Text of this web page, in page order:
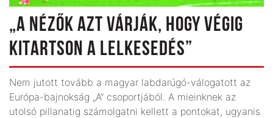
„A NÉZŐK AZT VÁRJÁK, HOGY VÉGIG
KITARTSON A LELKESEDÉS”
Nem jutott tovább a magyar labdarúgó-válogatott az
Európa-bajnokság „A” csoportjából. A mieinknek az
utolsó pillanatig számolgatni kellett a pontokat, ugyanis